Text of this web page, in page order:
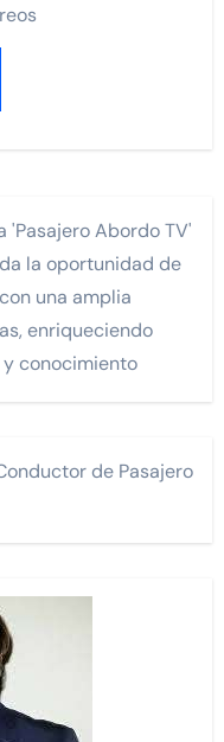
Abordo TV'
la oportunidad de
una amplia
enriqueciendo
conocimiento
de Pasajero